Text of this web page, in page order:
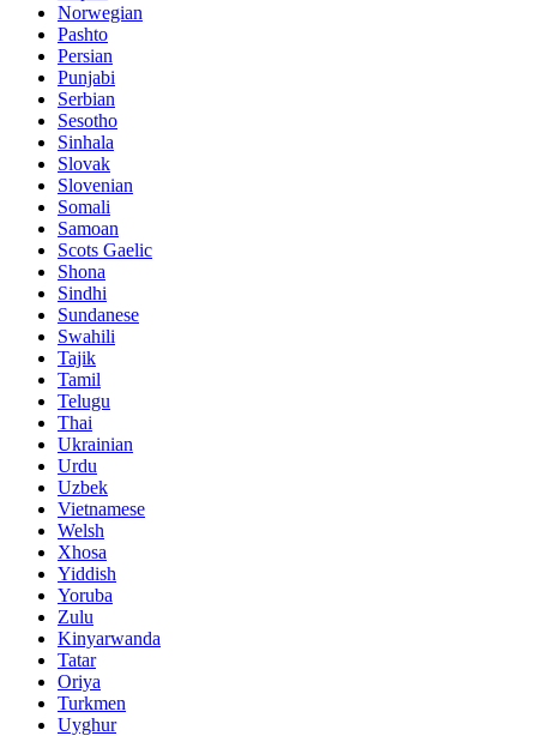
Norwegian
Pashto
Persian
Punjabi
Serbian
Sesotho
Sinhala
Slovak
Slovenian
Somali
Samoan
Scots Gaelic
Shona
Sindhi
Sundanese
Swahili
Tajik
Tamil
Telugu
Thai
Ukrainian
Urdu
Uzbek
Vietnamese
Welsh
Xhosa
Yiddish
Yoruba
Zulu
Kinyarwanda
Tatar
Oriya
Turkmen
Uyghur